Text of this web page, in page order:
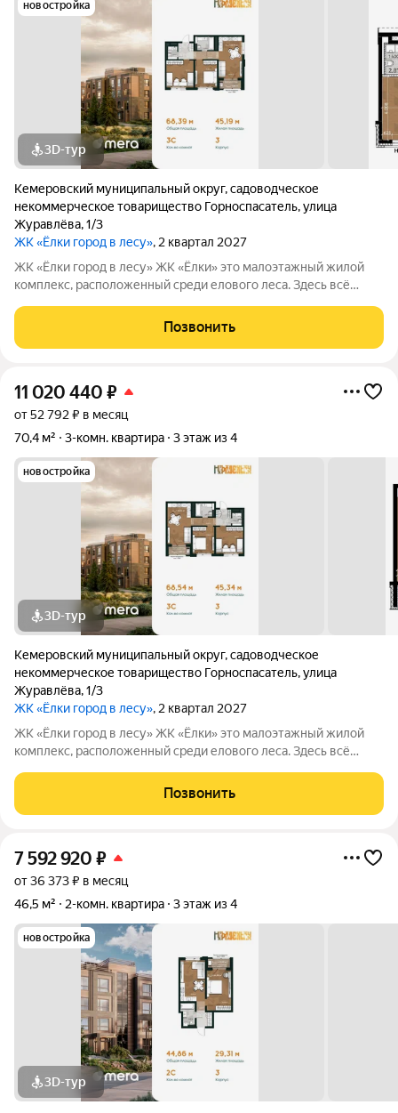
новостройка
3D-тур
Кемеровский муниципальный округ,садоводческое
некоммерческое товарищество Горноспасатель,улица
Журавлёва,1/3
ЖК «Ёлки город в лесу», 2 квартал 2027
ЖК «Ёлки город в лесу» ЖК «Ёлки» это малоэтажный жилой
комплекс, расположенный среди елового леса. Здесь всё
лишних забот. Главное преимущество проекта готовые
квартиры для жизни с первого
Позвонить
11 020 440 ₽
от 52 792 ₽ в месяц
70,4 м²
3-комн. квартира 3 этаж из 4
новостройка
3D-тур
Кемеровский муниципальный округ,садоводческое
некоммерческое товарищество Горноспасатель,улица
Журавлёва,1/3
ЖК «Ёлки город в лесу», 2 квартал 2027
ЖК «Ёлки город в лесу» ЖК «Ёлки» это малоэтажный жилой
комплекс, расположенный среди елового леса. Здесь всё
лишних забот. Главное преимущество проекта готовые
квартиры для жизни с первого
Позвонить
7 592 920 ₽
от 36 373 ₽ в месяц
46,5 м²
2-комн. квартира 3 этаж из 4
новостройка
3D-тур